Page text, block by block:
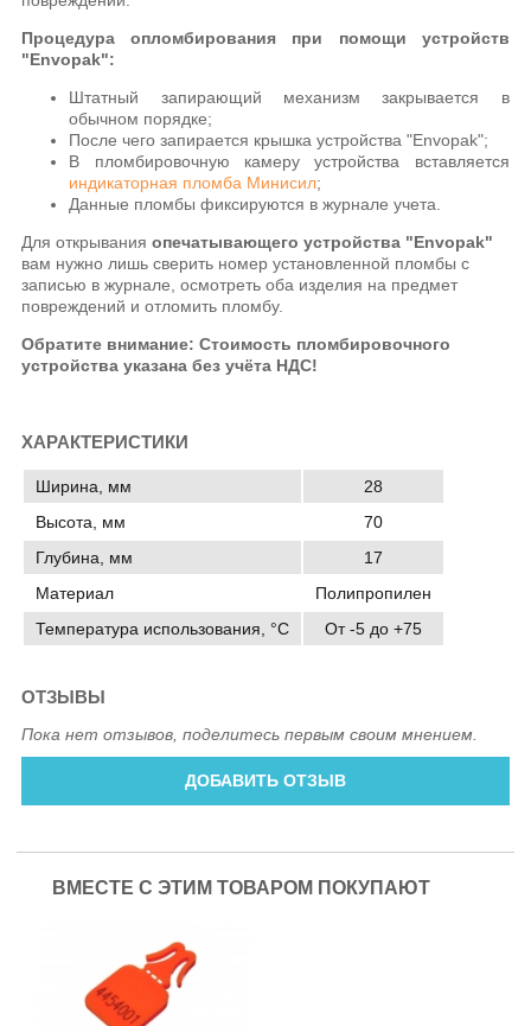
Процедура опломбирования при помощи устройств
"Envopak":
Штатный запирающий механизм закрывается в
обычном порядке;
После чего запирается крышка устройства "Envopak";
В пломбировочную камеру устройства вставляется
индикаторная пломба Минисил;
Данные пломбы фиксируются в журнале учета.
Для открыванияопечатывающего устройства "Envopak"
вам нужно лишь сверить номер установленной пломбы с
записью в журнале, осмотреть оба изделия на предмет
повреждений и отломить пломбу.
Обратите внимание: Стоимость пломбировочного
устройства указана без учёта НДС!
ХАРАКТЕРИСТИКИ
Ширина, мм
28
Высота, мм
70
Глубина, мм
17
Материал
Полипропилен
Температура использования, °C
От -5 до +75
ОТЗЫВЫ
Пока нет отзывов, поделитесь первым своим мнением.
ДОБАВИТЬ ОТЗЫВ
ВМЕСТЕ С ЭТИМ ТОВАРОМ ПОКУПАЮТ